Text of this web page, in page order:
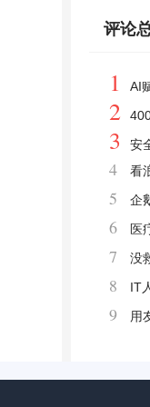
验
评论
1
AI
态伙
2
最强
3
安
不易
4
看
BM蛋
5 企
6 医
7 没
8
IT
专家建
9
用